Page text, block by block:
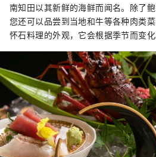
南知田以其新鲜的海鲜而闻名。除了
您还可以品尝到当地和牛等各种肉类
怀石料理的外观，它会根据季节而变化